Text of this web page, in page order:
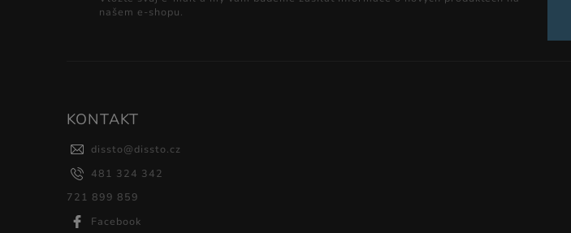
našem e-shopu.
KONTAKT
dissto@dissto.cz
481 324 342
721 899 859
Facebook